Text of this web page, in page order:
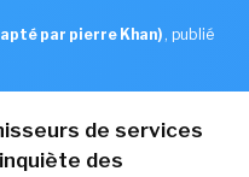
par pierre Khan), publié
de services
des